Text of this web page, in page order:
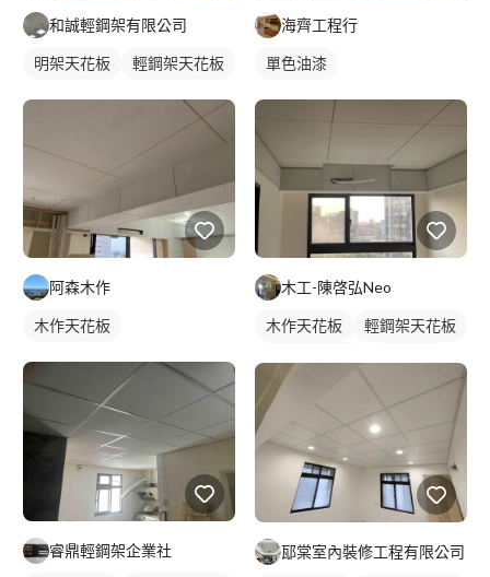
和誠輕鋼架有限公司
明架天花板 輕鋼架天花板
阿森木作
木作天花板
睿鼎輕鋼架企業社
海齊工程行
單色油漆
木工-陳啓弘Neo
木作天花板
輕鋼架天花板
邷棠室內裝修工程有限公司